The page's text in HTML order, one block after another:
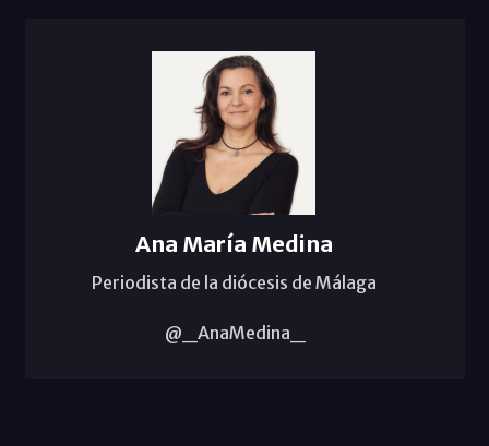
Ana María Medina
Periodista de la diócesis de Málaga
@_AnaMedina_